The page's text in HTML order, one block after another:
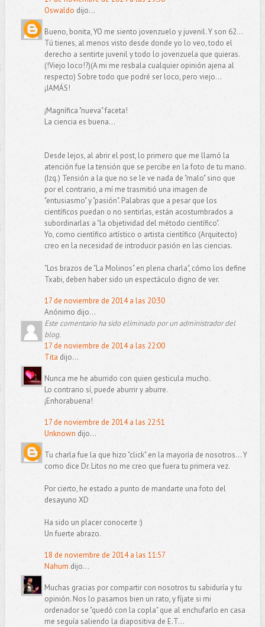
Oswaldo dijo...
Bueno, bonita, YO me siento jovenzuelo y juvenil. Y son 62...
Tú tienes, al menos visto desde donde yo lo veo, todo el
derecho a sentirte juvenil y todo lo jovenzuela que quieras.
(!Viejo loco!?)(A mi me resbala cualquier opinión ajena al
respecto) Sobre todo que podré ser loco, pero viejo...
¡JAMÁS!
¡Magnífica "nueva" faceta!
La ciencia es buena...
Desde lejos, al abrir el post, lo primero que me llamó la
atención fue la tensión que se percibe en la foto de tu mano.
(Izq.) Tensión a la que no se le ve nada de "malo" sino que
por el contrario, a mí me trasmitió una imagen de
"entusiasmo" y "pasión". Palabras que a pesar que los
científicos puedan o no sentirlas, están acostumbrados a
subordinarlas a "la objetividad del método científico".
Yo, como científico artístico o artista científico (Arquitecto)
creo en la necesidad de introducir pasión en las ciencias.
"Los brazos de "La Molinos" en plena charla", cómo los define
Txabi, deben haber sido un espectáculo digno de ver.
17 de noviembre de 2014 a las 20:30
Anónimo dijo...
Este comentario ha sido eliminado por un administrador del
blog.
17 de noviembre de 2014 a las 22:00
Tita dijo...
Nunca me he aburrido con quien gesticula mucho.
Lo contrario sí, puede aburrir y aburre.
¡Enhorabuena!
17 de noviembre de 2014 a las 22:51
Unknown dijo...
Tu charla fue la que hizo "click" en la mayoría de nosotros... Y
como dice Dr. Litos no me creo que fuera tu primera vez.
Por cierto, he estado a punto de mandarte una foto del
desayuno XD
Ha sido un placer conocerte :)
Un fuerte abrazo.
18 de noviembre de 2014 a las 11:57
Nahum dijo...
Muchas gracias por compartir con nosotros tu sabiduría y tu
opinión. Nos lo pasamos bien un rato, y fíjate si mi
ordenador se "quedó con la copla" que al enchufarlo en casa
me seguía saliendo la diapositiva de E.T...